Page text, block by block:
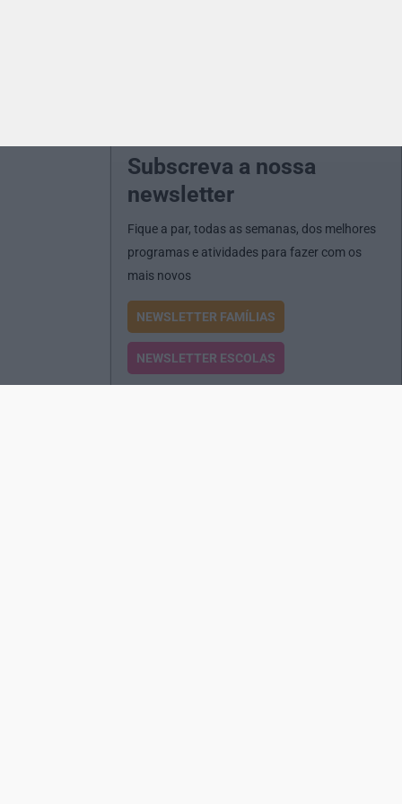
Subscreva a nossa
newsletter
Fique a par, todas as semanas, dos melhores
programas e atividades para fazer com os
mais novos
NEWSLETTER FAMÍLIAS
NEWSLETTER ESCOLAS